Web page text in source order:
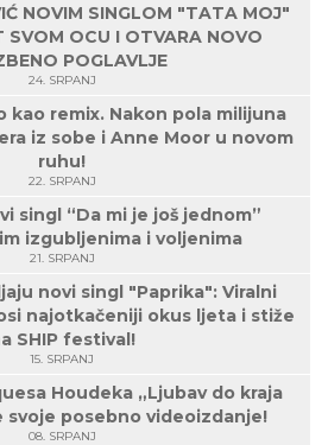
NOVIM SINGLOM "TATA MOJ"
SVOM OCU I OTVARA NOVO
POGLAVLJE
24. SRPANJ
kao remix. Nakon pola milijuna
iz sobe i Anne Moor u novom
ruhu!
22. SRPANJ
singl “Da mi je još jednom”
izgubljenima i voljenima
21. SRPANJ
novi singl "Paprika": Viralni
najotkačeniji okus ljeta i stiže
SHIP festival!
15. SRPANJ
Houdeka „Ljubav do kraja
svoje posebno videoizdanje!
08. SRPANJ